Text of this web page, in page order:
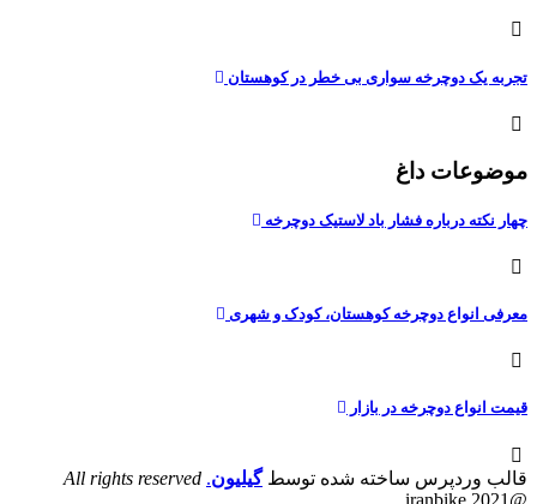
تجربه یک دوچرخه سواری بی خطر در کوهستان
موضوعات داغ
چهار نکته درباره فشار باد لاستیک دوچرخه
معرفی انواع دوچرخه کوهستان، کودک و شهری
قیمت انواع دوچرخه در بازار
قالب وردپرس ساخته شده توسطگیلیون.
All rights reserved
@iranbike 2021